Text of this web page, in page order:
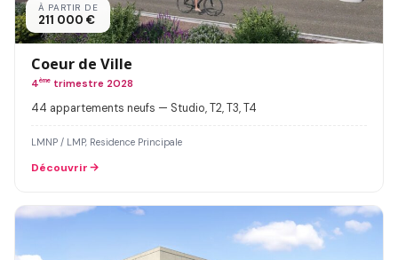
À PARTIR DE
211 000 €
Coeur de Ville
4ème trimestre 2028
44 appartements neufs — Studio, T2, T3, T4
LMNP / LMP, Residence Principale
Découvrir